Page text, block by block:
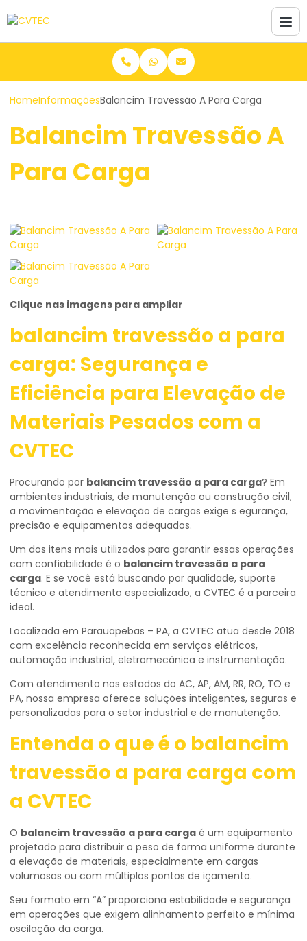
HomeInformaçõesBalancim Travessão A Para Carga
Balancim Travessão A
Para Carga
Clique nas imagens para ampliar
balancim travessão a para
carga: Segurança e
Eficiência para Elevação de
Materiais Pesados com a
CVTEC
Procurando por balancim travessão a para carga? Em
ambientes industriais, de manutenção ou construção civil,
a movimentação e elevação de cargas exige s egurança,
precisão e equipamentos adequados.
Um dos itens mais utilizados para garantir essas operações
com confiabilidade é o balancim travessão a para
carga. E se você está buscando por qualidade, suporte
técnico e atendimento especializado, a CVTEC é a parceira
ideal.
Localizada em Parauapebas – PA, a CVTEC atua desde 2018
com excelência reconhecida em serviços elétricos,
automação industrial, eletromecânica e instrumentação.
Com atendimento nos estados do AC, AP, AM, RR, RO, TO e
PA, nossa empresa oferece soluções inteligentes, seguras e
personalizadas para o setor industrial e de manutenção.
Entenda o que é o balancim
travessão a para carga com
a CVTEC
O balancim travessão a para carga é um equipamento
projetado para distribuir o peso de forma uniforme durante
a elevação de materiais, especialmente em cargas
volumosas ou com múltiplos pontos de içamento.
Seu formato em “A” proporciona estabilidade e segurança
em operações que exigem alinhamento perfeito e mínima
oscilação da carga.